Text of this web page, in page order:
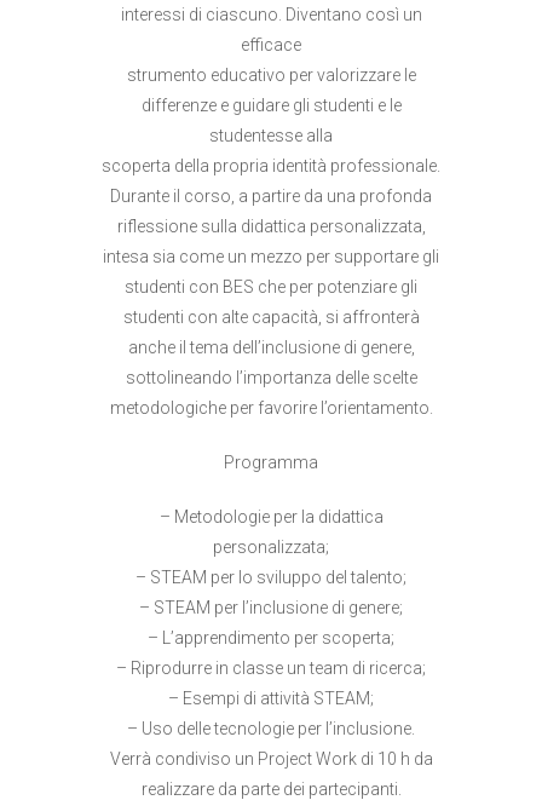
interessi di ciascuno. Diventano così un
efficace
strumento educativo per valorizzare le
differenze e guidare gli studenti e le
studentesse alla
scoperta della propria identità professionale.
Durante il corso, a partire da una profonda
riflessione sulla didattica personalizzata,
intesa sia come un mezzo per supportare gli
studenti con BES che per potenziare gli
studenti con alte capacità, si affronterà
anche il tema dell’inclusione di genere,
sottolineando l’importanza delle scelte
metodologiche per favorire l’orientamento.
Programma
– Metodologie per la didattica
personalizzata;
– STEAM per lo sviluppo del talento;
– STEAM per l’inclusione di genere;
– L’apprendimento per scoperta;
– Riprodurre in classe un team di ricerca;
– Esempi di attività STEAM;
– Uso delle tecnologie per l’inclusione.
Verrà condiviso un Project Work di 10 h da
realizzare da parte dei partecipanti.